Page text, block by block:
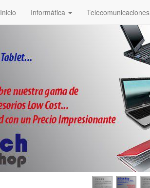
Inicio Informática Telecomunicaciones